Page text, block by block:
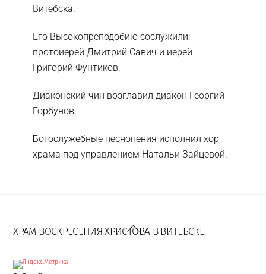
Витебска.
Его Высокопреподобию сослужили:
протоиерей Дмитрий Савич и иерей
Григорий Фунтиков.
Диаконский чин возглавил диакон Георгий
Горбунов.
Богослужебные песнопения исполнил хор
храма под управлением Натальи Зайцевой.
To
Top
ХРАМ ВОСКРЕСЕНИЯ ХРИСТОВА В ВИТЕБСКЕ